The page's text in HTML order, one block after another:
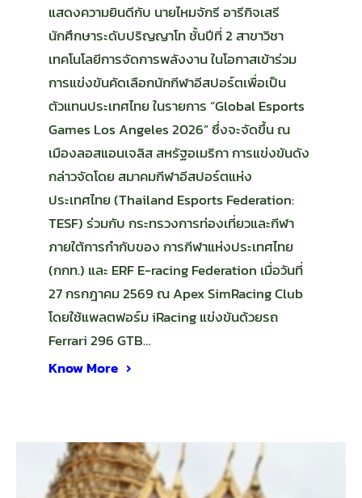
แสดงความยินดีกับ นายไหมจักรี อารีกิจเสรี
นักศึกษาระดับปริญญาโท ชั้นปีที่ 2 สาขาวิชา
เทคโนโลยีการจัดการพลังงาน ในโอกาสเข้าร่วม
การแข่งขันคัดเลือกนักกีฬาอีสปอร์ตเพื่อเป็น
ตัวแทนประเทศไทย ในรายการ “Global Esports
Games Los Angeles 2026” ซึ่งจะจัดขึ้น ณ
เมืองลอสแอนเจลิส สหรัฐอเมริกา การแข่งขันดัง
กล่าวจัดโดย สมาคมกีฬาอีสปอร์ตแห่ง
ประเทศไทย (Thailand Esports Federation:
TESF) ร่วมกับ กระทรวงการท่องเที่ยวและกีฬา
ภายใต้การกำกับของ การกีฬาแห่งประเทศไทย
(กกท.) และ ERF E-racing Federation เมื่อวันที่
27 กรกฎาคม 2569 ณ Apex SimRacing Club
โดยใช้แพลตฟอร์ม iRacing แข่งขันด้วยรถ
Ferrari 296 GTB…
Know More